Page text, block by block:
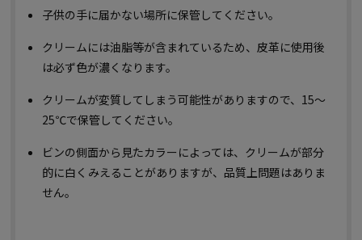
子供の手に届かない場所に保管してください。
クリームには油脂等が含まれているため、皮革に使用後
は必ず色が濃くなります。
クリームが変質してしまう可能性がありますので、15～
25℃で保管してください。
ビンの側面から見たカラーによっては、クリームが部分
的に白くみえることがありますが、品質上問題はありま
せん。